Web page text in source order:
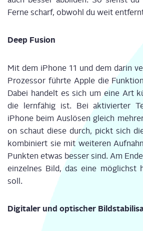
Fer­ne scharf, obwohl du weit
Deep Fusi­on
Mit dem iPho­ne 11 und dem dar­in
Pro­zes­sor führ­te Apple die
Dabei han­delt es sich um eine Art
die lern­fä­hig ist. Bei akti­vier­ter
iPho­ne beim Aus­lö­sen gleich
on schaut die­se durch, pickt sich
kom­bi­niert sie mit wei­te­ren
Punk­ten etwas bes­ser sind. Am
ein­zel­nes Bild, das eine mög­lichst
soll.
Digi­ta­ler und opti­scher